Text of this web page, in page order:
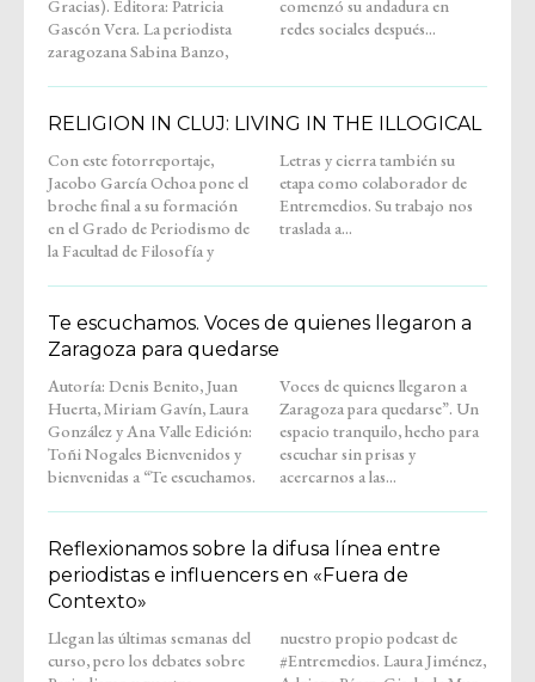
Gracias). Editora: Patricia
Gascón Vera. La periodista
zaragozana Sabina Banzo,
comenzó su andadura en
redes sociales después...
RELIGION IN CLUJ: LIVING IN THE ILLOGICAL
Con este fotorreportaje,
Jacobo García Ochoa pone el
broche final a su formación
en el Grado de Periodismo de
la Facultad de Filosofía y
Letras y cierra también su
etapa como colaborador de
Entremedios. Su trabajo nos
traslada a...
Te escuchamos. Voces de quienes llegaron a
Zaragoza para quedarse
Autoría: Denis Benito, Juan
Huerta, Miriam Gavín, Laura
González y Ana Valle Edición:
Toñi Nogales Bienvenidos y
bienvenidas a “Te escuchamos.
Voces de quienes llegaron a
Zaragoza para quedarse”. Un
espacio tranquilo, hecho para
escuchar sin prisas y
acercarnos a las...
Reflexionamos sobre la difusa línea entre
periodistas e influencers en «Fuera de
Contexto»
Llegan las últimas semanas del
curso, pero los debates sobre
nuestro propio podcast de
#Entremedios. Laura Jiménez,